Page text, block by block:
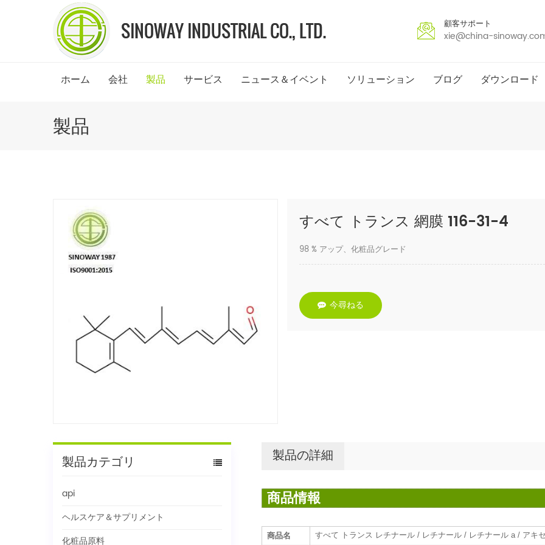
顧客サポート
xie@china-
ホーム 会社 製品 サービス ニュース＆イベント ソリューション ブログ ダウンロード
製品
すべて トランス 網膜 116-31-4
98 % アップ、化粧品グレード
今尋ねる
製品カテゴリ
api
ヘルスケア＆サプリメント
化粧品原料
製品の詳細
商品情報
商品名 すべて トランス レチナール / レチナール / レチナール a / アキ